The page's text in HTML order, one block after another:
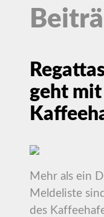
geht mit
Mehr als ein
Meldeliste
des